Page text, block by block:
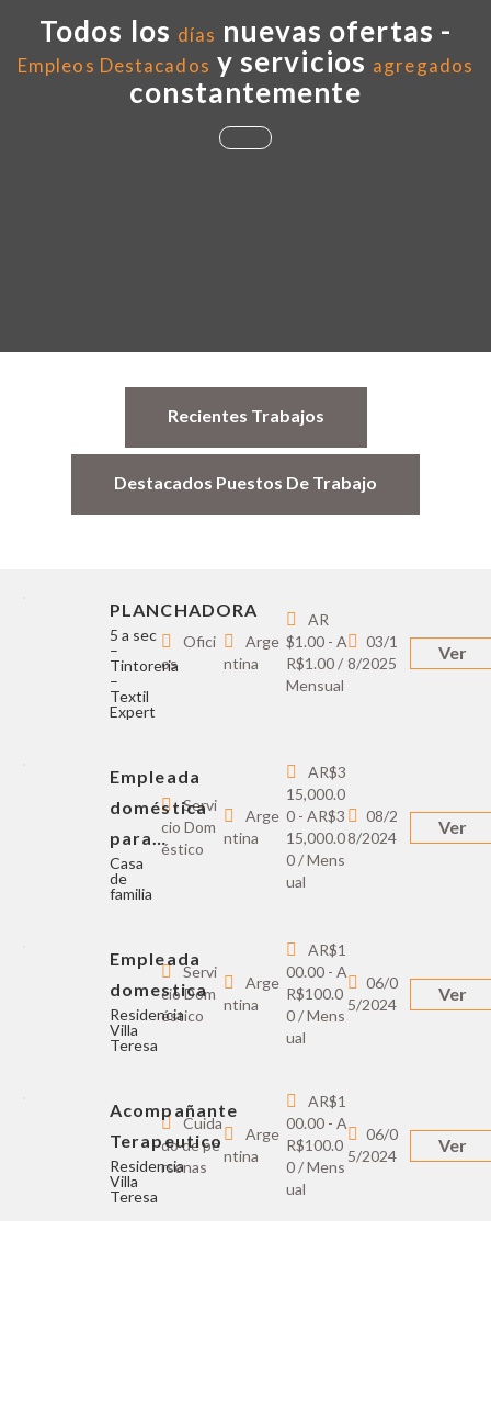
Todos los días nuevas ofertas -
Empleos Destacados y servicios agregados
constantemente
Recientes Trabajos
Destacados Puestos De Trabajo
PLANCHADORA
5 a sec
–
Tintoreria
–
Textil
Expert
Ofici
os
Arge
ntina
AR
$1.00 - A
R$1.00 /
Mensual
03/1
8/2025
Ver
Empleada
doméstica
para…
Casa
de
familia
Servi
cio Dom
éstico
Arge
ntina
AR$3
15,000.0
0 - AR$3
15,000.0
0 / Mens
ual
08/2
8/2024
Ver
Empleada
domestica
Residencia
Villa
Teresa
Servi
cio Dom
éstico
Arge
ntina
AR$1
00.00 - A
R$100.0
0 / Mens
ual
06/0
5/2024
Ver
Acompañante
Terapeutico
Residencia
Villa
Teresa
Cuida
do de pe
rsonas
Arge
ntina
AR$1
00.00 - A
R$100.0
0 / Mens
ual
06/0
5/2024
Ver